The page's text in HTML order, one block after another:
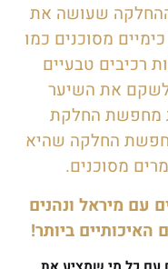
שעושה את
מסוכנים כמו
רכיבים טבעיים
את השיער
מחפשת החלקת
החלקה שהיא
מסוכנים.
מיראל ונהנים
ביותר!